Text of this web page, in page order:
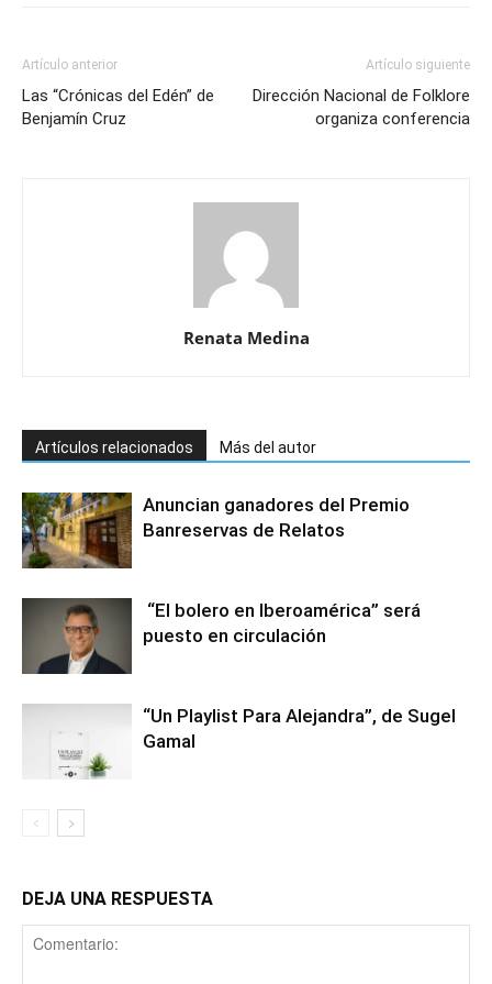
Artículo anterior
Las “Crónicas del Edén” de
Benjamín Cruz
Artículo siguiente
Dirección Nacional de Folklore
organiza conferencia
Renata Medina
Artículos relacionados Más del autor
Anuncian ganadores del Premio
Banreservas de Relatos
“El bolero en Iberoamérica” será
puesto en circulación
“Un Playlist Para Alejandra”, de Sugel
Gamal
DEJA UNA RESPUESTA